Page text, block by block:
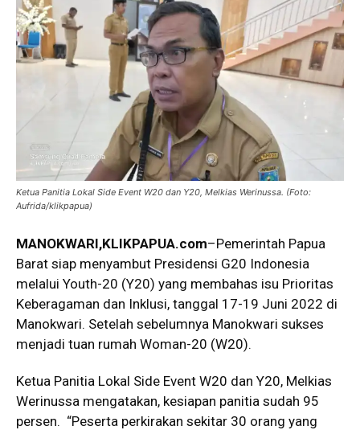
Ketua Panitia Lokal Side Event W20 dan Y20, Melkias Werinussa. (Foto:
Aufrida/klikpapua)
MANOKWARI,KLIKPAPUA.com–Pemerintah Papua
Barat siap menyambut Presidensi G20 Indonesia
melalui Youth-20 (Y20) yang membahas isu Prioritas
Keberagaman dan Inklusi, tanggal 17-19 Juni 2022 di
Manokwari. Setelah sebelumnya Manokwari sukses
menjadi tuan rumah Woman-20 (W20).
Ketua Panitia Lokal Side Event W20 dan Y20, Melkias
Werinussa mengatakan, kesiapan panitia sudah 95
persen. “Peserta perkirakan sekitar 30 orang yang